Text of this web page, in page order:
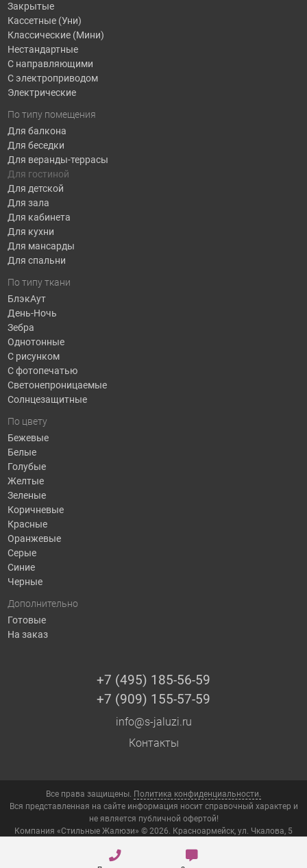
Закрытые
Кассетные (Уни)
Классические (Мини)
Нестандартные
С направляющими
С электроприводом
Электрические
По типу помещения
Для балкона
Для беседки
Для веранды-террасы
Для гостиной
Для детской
Для зала
Для кабинета
Для кухни
Для мансарды
Для спальни
По типу ткани
БлэкАут
День-Ночь
Зебра
Однотонные
С рисунком
С фотопечатью
Светонепроницаемые
Солнцезащитные
По цвету
Бежевые
Белые
Голубые
Желтые
Зеленые
Коричневые
Красные
Оранжевые
Серые
Синие
Черные
Дополнительно
Готовые
На заказ
+7 (495) 185-56-59
+7 (909) 155-57-59
info@s-jaluzi.ru
Контакты
Все права защищены. Политика конфиденциальности.
Вся представленная на сайте информация носит справочный характер и
не является публичной офертой!
Компания «Стильные Жалюзи» © 2026. Красноармейск, ул. Чкалова, 5